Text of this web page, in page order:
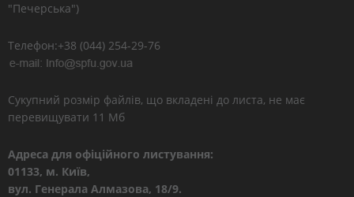
"Печерська")
Телефон:+38 (044) 254-29-76
Сукупний розмір файлів, що вкладені до листа, не має
перевищувати 11 Мб
Адреса для офіційного листування:
01133, м. Київ,
вул. Генерала Алмазова, 18/9.